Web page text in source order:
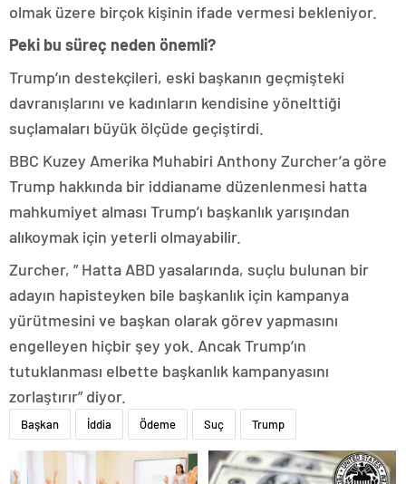
olmak üzere birçok kişinin ifade vermesi bekleniyor.
Peki bu süreç neden önemli?
Trump’ın destekçileri, eski başkanın geçmişteki
davranışlarını ve kadınların kendisine yönelttiği
suçlamaları büyük ölçüde geçiştirdi.
BBC Kuzey Amerika Muhabiri Anthony Zurcher’a göre
Trump hakkında bir iddianame düzenlenmesi hatta
mahkumiyet alması Trump’ı başkanlık yarışından
alıkoymak için yeterli olmayabilir.
Zurcher, ” Hatta ABD yasalarında, suçlu bulunan bir
adayın hapisteyken bile başkanlık için kampanya
yürütmesini ve başkan olarak görev yapmasını
engelleyen hiçbir şey yok. Ancak Trump’ın
tutuklanması elbette başkanlık kampanyasını
zorlaştırır” diyor.
Başkan İddia Ödeme Suç Trump